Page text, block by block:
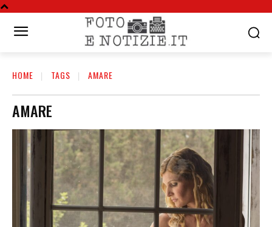
HOME TAGS AMARE
AMARE